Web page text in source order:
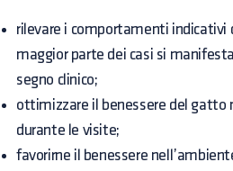
rilevare i comportamenti indicativi
maggior parte dei casi si
segno clinico;
ottimizzare il benessere del gatto
durante le visite;
favorirne il benessere